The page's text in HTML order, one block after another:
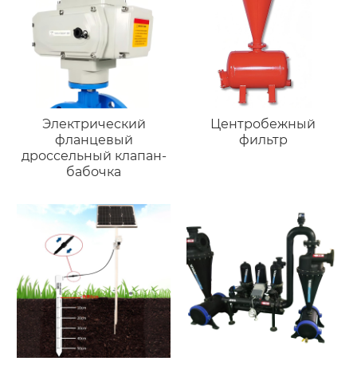
Электрический
фланцевый
дроссельный клапан-
бабочка
Центробежный
фильтр